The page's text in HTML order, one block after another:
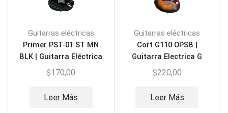
Guitarras eléctricas
Primer PST-01 ST MN
BLK | Guitarra Eléctrica
$170,00
Leer Más
Guitarras eléctricas
Cort G110 OPSB |
Guitarra Electrica G
Series
$220,00
Leer Más